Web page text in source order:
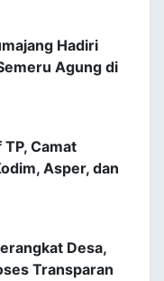
Hadiri
Agung di
Camat
Asper, dan
Desa,
Transparan